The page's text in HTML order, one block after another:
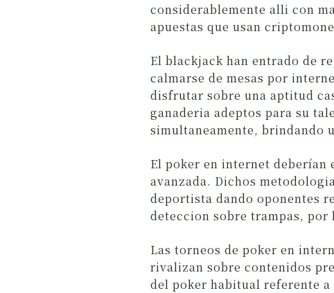
considerablemente alli con
apuestas que usan
El blackjack han entrado de
calmarse de mesas por
disfrutar sobre una aptitud
ganaderia adeptos para su
simultaneamente, brindando
El poker en internet
avanzada. Dichos
deportista dando oponentes
deteccion sobre trampas,
Las torneos de poker en
rivalizan sobre contenidos
del poker habitual referente